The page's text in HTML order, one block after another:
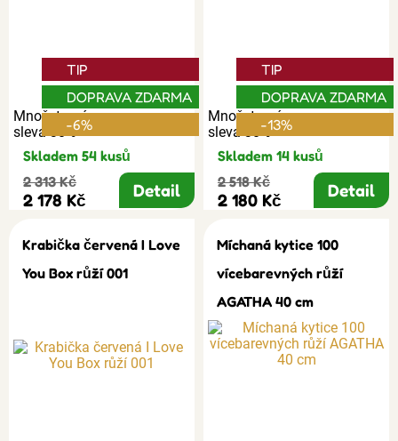
Množstevní
sleva 30%
TIP
DOPRAVA ZDARMA
-6%
Skladem 54 kusů
2 313 Kč
2 178 Kč Detail
Množstevní
sleva 30%
TIP
DOPRAVA ZDARMA
-13%
Skladem 14 kusů
2 518 Kč
2 180 Kč Detail
Krabička červená I Love
You Box růží 001
Míchaná kytice 100
vícebarevných růží
AGATHA 40 cm